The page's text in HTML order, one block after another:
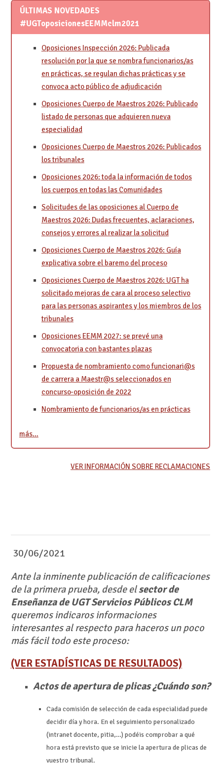
ÚLTIMAS NOVEDADES
#UGToposicionesEEMMclm2021
Oposiciones Inspección 2026: Publicada
resolución por la que se nombra funcionarios/as
en prácticas, se regulan dichas prácticas y se
convoca acto público de adjudicación
Oposiciones Cuerpo de Maestros 2026: Publicado
listado de personas que adquieren nueva
especialidad
Oposiciones Cuerpo de Maestros 2026: Publicados
los tribunales
Oposiciones 2026: toda la información de todos
los cuerpos en todas las Comunidades
Solicitudes de las oposiciones al Cuerpo de
Maestros 2026: Dudas frecuentes, aclaraciones,
consejos y errores al realizar la solicitud
Oposiciones Cuerpo de Maestros 2026: Guía
explicativa sobre el baremo del proceso
Oposiciones Cuerpo de Maestros 2026: UGT ha
solicitado mejoras de cara al proceso selectivo
para las personas aspirantes y los miembros de los
tribunales
Oposiciones EEMM 2027: se prevé una
convocatoria con bastantes plazas
Propuesta de nombramiento como funcionari@s
de carrera a Maestr@s seleccionados en
concurso-oposición de 2022
Nombramiento de funcionarios/as en prácticas
más…
VER INFORMACIÓN SOBRE RECLAMACIONES
30/06/2021
Ante la inminente publicación de calificaciones
de la primera prueba, desde elsector de
Enseñanza de UGT Servicios Públicos CLM
queremos indicaros informaciones
interesantes al respecto para haceros un poco
más fácil todo este proceso:
(VER ESTADÍSTICAS DE RESULTADOS)
Actos de apertura de plicas ¿Cuándo son?
Cada comisión de selección de cada especialidad puede
decidir día y hora. En el seguimiento personalizado
(intranet docente, pitia,…) podéis comprobar a qué
hora está previsto que se inicie la apertura de plicas de
vuestro tribunal.